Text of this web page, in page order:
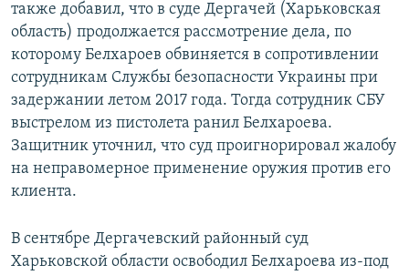
также добавил, что в суде Дергачей (Харьковская
область) продолжается рассмотрение дела, по
которому Белхароев обвиняется в сопротивлении
сотрудникам Службы безопасности Украины при
задержании летом 2017 года. Тогда сотрудник СБУ
выстрелом из пистолета ранил Белхароева.
Защитник уточнил, что суд проигнорировал жалобу
на неправомерное применение оружия против его
клиента.
В сентябре Дергачевский районный суд
Харьковской области освободил Белхароева из-под